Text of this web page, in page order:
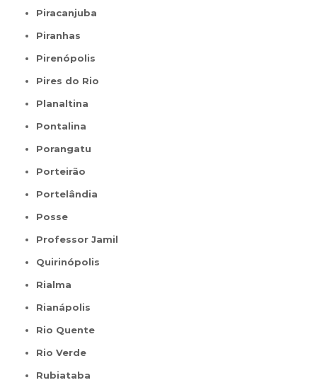
Piracanjuba
Piranhas
Pirenópolis
Pires do Rio
Planaltina
Pontalina
Porangatu
Porteirão
Portelândia
Posse
Professor Jamil
Quirinópolis
Rialma
Rianápolis
Rio Quente
Rio Verde
Rubiataba